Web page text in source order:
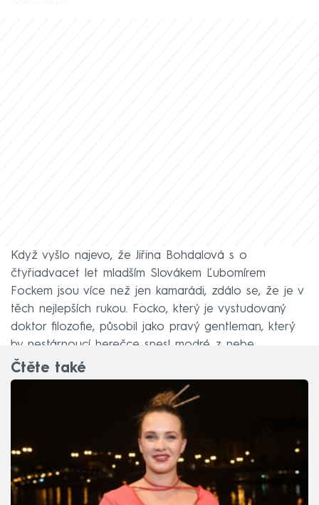
Když vyšlo najevo, že Jiřina Bohdalová s o
čtyřiadvacet let mladším Slovákem Ľubomírem
Fockem jsou více než jen kamarádi, zdálo se, že je v
těch nejlepších rukou. Focko, který je vystudovaný
doktor filozofie, působil jako pravý gentleman, který
by nestárnoucí herečce snesl modré z nebe.
Čtěte také